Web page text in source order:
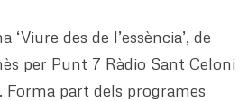
des de l’essència’, de
per Punt 7 Ràdio Sant Celoni
Forma part dels programes